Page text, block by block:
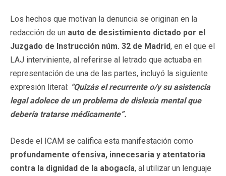
Los hechos que motivan la denuncia se originan en la
redacción de un auto de desistimiento dictado por el
Juzgado de Instrucción núm. 32 de Madrid, en el que el
LAJ interviniente, al referirse al letrado que actuaba en
representación de una de las partes, incluyó la siguiente
expresión literal: “Quizás el recurrente o/y su asistencia
legal adolece de un problema de dislexia mental que
debería tratarse médicamente”.
Desde el ICAM se califica esta manifestación como
profundamente ofensiva, innecesaria y atentatoria
contra la dignidad de la abogacía, al utilizar un lenguaje